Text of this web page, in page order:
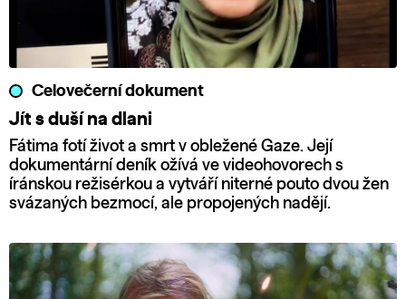
Celovečerní dokument
Jít s duší na dlani
Fátima fotí život a smrt v obležené Gaze. Její
dokumentární deník ožívá ve videohovorech s
íránskou režisérkou a vytváří niterné pouto dvou žen
svázaných bezmocí, ale propojených nadějí.